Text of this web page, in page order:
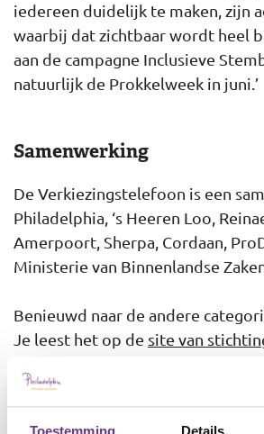
iedereen duidelijk te maken, zijn
waarbij dat zichtbaar wordt heel
aan de campagne Inclusieve
natuurlijk de Prokkelweek in juni.’
Samenwerking
De Verkiezingstelefoon is een
Philadelphia, ‘s Heeren Loo,
Amerpoort, Sherpa, Cordaan,
Ministerie van Binnenlandse
Benieuwd naar de andere
Je leest het op de site van
Gouden Prokkel voor